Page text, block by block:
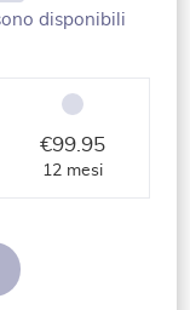
disponibili
€99.95
12 mesi